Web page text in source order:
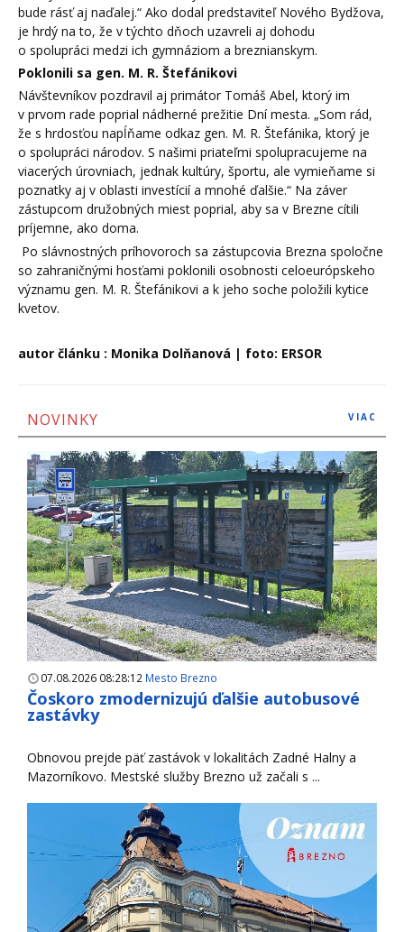
bude rásť aj naďalej.“ Ako dodal predstaviteľ Nového Bydžova,
je hrdý na to, že v týchto dňoch uzavreli aj dohodu
o spolupráci medzi ich gymnáziom a breznianskym.
Poklonili sa gen. M. R. Štefánikovi
Návštevníkov pozdravil aj primátor Tomáš Abel, ktorý im
v prvom rade poprial nádherné prežitie Dní mesta. „Som rád,
že s hrdosťou napĺňame odkaz gen. M. R. Štefánika, ktorý je
o spolupráci národov. S našimi priateľmi spolupracujeme na
viacerých úrovniach, jednak kultúry, športu, ale vymieňame si
poznatky aj v oblasti investícií a mnohé ďalšie.“ Na záver
zástupcom družobných miest poprial, aby sa v Brezne cítili
príjemne, ako doma.
Po slávnostných príhovoroch sa zástupcovia Brezna spoločne
so zahraničnými hosťami poklonili osobnosti celoeurópskeho
významu gen. M. R. Štefánikovi a k jeho soche položili kytice
kvetov.
autor článku : Monika Dolňanová | foto: ERSOR
NOVINKY VIAC
07.08.2026 08:28:12 Mesto Brezno
Čoskoro zmodernizujú ďalšie autobusové
zastávky
Obnovou prejde päť zastávok v lokalitách Zadné Halny a
Mazorníkovo. Mestské služby Brezno už začali s ...